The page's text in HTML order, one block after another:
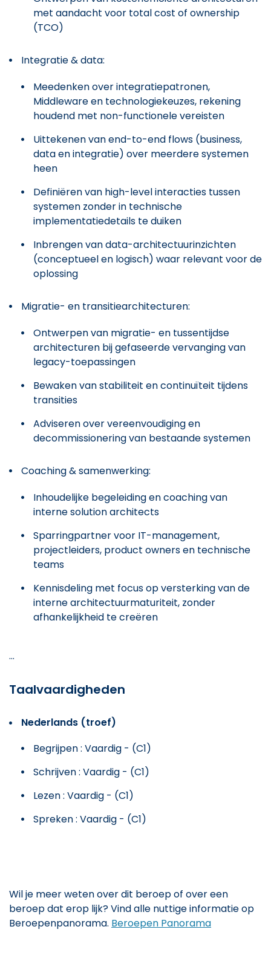
met aandacht voor total cost of ownership
(TCO)
Integratie & data:
Meedenken over integratiepatronen,
Middleware en technologiekeuzes, rekening
houdend met non-functionele vereisten
Uittekenen van end-to-end flows (business,
data en integratie) over meerdere systemen
heen
Definiëren van high-level interacties tussen
systemen zonder in technische
implementatiedetails te duiken
Inbrengen van data-architectuurinzichten
(conceptueel en logisch) waar relevant voor de
oplossing
Migratie- en transitiearchitecturen:
Ontwerpen van migratie- en tussentijdse
architecturen bij gefaseerde vervanging van
legacy-toepassingen
Bewaken van stabiliteit en continuïteit tijdens
transities
Adviseren over vereenvoudiging en
decommissionering van bestaande systemen
Coaching & samenwerking:
Inhoudelijke begeleiding en coaching van
interne solution architects
Sparringpartner voor IT-management,
projectleiders, product owners en technische
teams
Kennisdeling met focus op versterking van de
interne architectuurmaturiteit, zonder
afhankelijkheid te creëren
...
Taalvaardigheden
Nederlands (troef)
Begrijpen : Vaardig - (C1)
Schrijven : Vaardig - (C1)
Lezen : Vaardig - (C1)
Spreken : Vaardig - (C1)
Wil je meer weten over dit beroep of over een
beroep dat erop lijk? Vind alle nuttige informatie op
Beroepenpanorama. Beroepen Panorama